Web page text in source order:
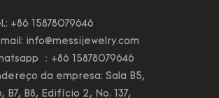
+86 15878079646
info@messijewelry.com
：+86 15878079646
da empresa: Sala B5,
B7, B8, Edifício 2, No. 137,